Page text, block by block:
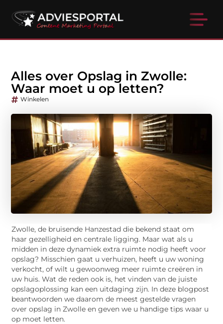
Alles over Opslag in Zwolle:
Waar moet u op letten?
Winkelen
Zwolle, de bruisende Hanzestad die bekend staat om
haar gezelligheid en centrale ligging. Maar wat als u
midden in deze dynamiek extra ruimte nodig heeft voor
opslag? Misschien gaat u verhuizen, heeft u uw woning
verkocht, of wilt u gewoonweg meer ruimte creëren in
uw huis. Wat de reden ook is, het vinden van de juiste
opslagoplossing kan een uitdaging zijn. In deze blogpost
beantwoorden we daarom de meest gestelde vragen
over opslag in Zwolle en geven we u handige tips waar u
op moet letten.